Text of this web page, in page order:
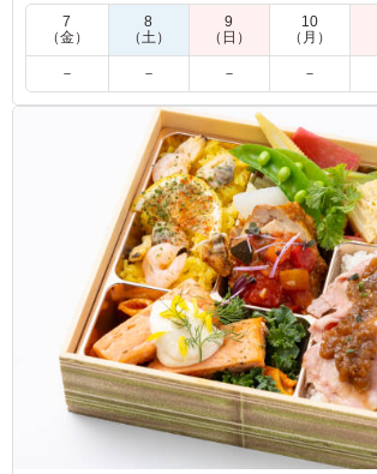
一度に楽しめるおもてなし弁当です。
副菜は繊細な小鉢料理や、煮物などの旬の味
見た目の美しさと素材の持ち味を最大限に活
店ならではのお弁当です。ぜひお楽しみくだ
上品な彩りに、あけた瞬間にキレイ、おい
があがりました。お味ももちろん、とても
いしかったです。強いて言えば、お肉が乗
飯が少し硬かったかな、若い男性には量が
な、というくらいでしょうか。（とはいえ
で選べばよいので、量については全く問題
す。）
ご利用シーン： 会議・セミナー›ランチミーテ
東京都中央区京橋2025/11/10
7
（金）
8
（土）
9
（日）
10
（月）
－ － － －